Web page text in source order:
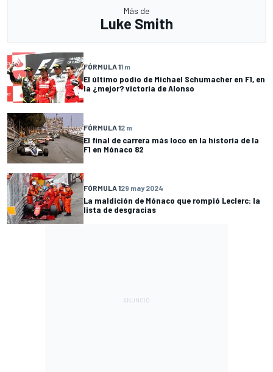
Más de
Luke Smith
FÓRMULA 11 m
El último podio de Michael Schumacher en F1, en
la ¿mejor? victoria de Alonso
FÓRMULA 12 m
El final de carrera más loco en la historia de la
F1 en Mónaco 82
FÓRMULA 129 may 2024
La maldición de Mónaco que rompió Leclerc: la
lista de desgracias